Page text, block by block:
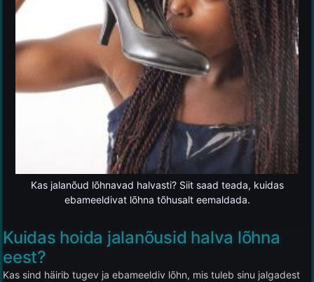
Kas jalanõud lõhnavad halvasti? Siit saad teada, kuidas
ebameeldivat lõhna tõhusalt eemaldada.
Kuidas hoida jalanõusid halva lõhna
eest?
Kas sind häirib tugev ja ebameeldiv lõhn, mis tuleb sinu jalgadest